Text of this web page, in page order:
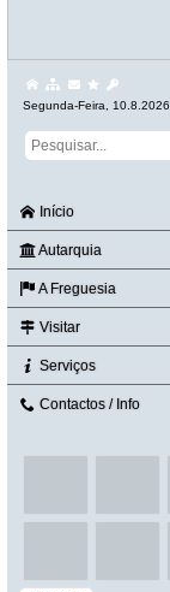
Segunda-Feira, 10.8.2026
Início
Autarquia
A Freguesia
Visitar
Serviços
Contactos / Info